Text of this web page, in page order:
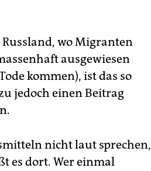
wo Migranten
ausgewiesen
kommen), ist das so
jedoch einen Beitrag
nicht laut sprechen,
es dort. Wer einmal